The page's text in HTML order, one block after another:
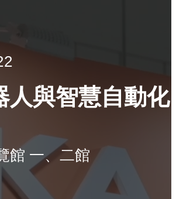
人與智慧自動化
館 一、二館